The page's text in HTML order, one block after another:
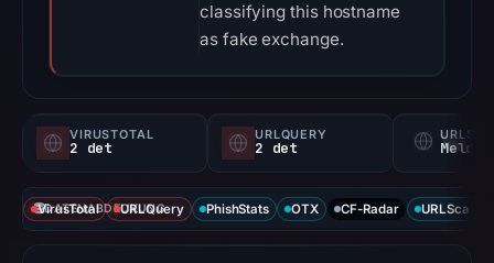
classifying this hostname
as fake exchange.
VIRUSTOTAL
2 det
URLQUERY
2 det
DATENABDECKUNG
VirusTotal URLQuery PhishStats OTX CF-Radar URLScan